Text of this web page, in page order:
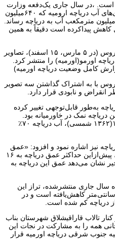
است. ،در سال جاری یک‌دفعه وزارت
نیرو بر اساس جدول توافقی رهاسازی‌های آب دریاچه ارومیه که ۶۴۰میلیون
مترمکعب بود را قطع کرد و تنها ۱۶۵ میلیون مترمکعب آب به دریاچه رساند.
کاهش پیداکرده است دقیقاً به همین
«سرگئی کود سورچکوف»؛ فضانورد روس (در ۵ مارس، ۱۵ اسفند)، تصاویر
اورمو(اورمیه) را منتشر کرد.
کامل وضعیت دریاچه اورمیه)
با به اشتراک گذاشتن سه تصویر
و نابودی قرار دارد.
به‌طور قابل‌توجهی تغییر کرده
نمک در خاورمیانه بود.
به‌عنوان‌مثال، در مقایسه با سال ۱۹۸۴(۱۳۶۲ شمسی)، آب دریاچه ۷۰٪
نیز اشاره نمود و افزود: «عمق
دریاچه نیز شروع به تغییر کرده است، پیش‌ازاین حداکثر عمق دریاچه به ۱۶
نشان می‌دهد عمق این دریاچه به
سال جاری منتشرشده، تراز این
دریاچه نسبت به مشابه سال قبل ۱۳ سانتی‌متر کاهش‌یافته است و در
تالاب قاراقیشلاق شهرستان بناب
همه را به مشارکت در نجات این
جنوب شرقی دریاچه اورمیه قرار